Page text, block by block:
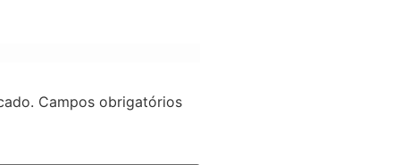
Campos obrigatórios